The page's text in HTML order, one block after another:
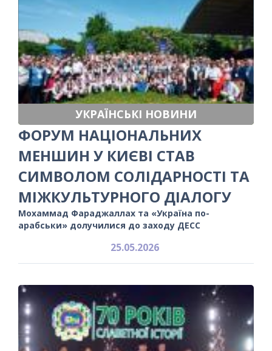
УКРАЇНСЬКІ НОВИНИ
ФОРУМ НАЦІОНАЛЬНИХ
МЕНШИН У КИЄВІ СТАВ
СИМВОЛОМ СОЛІДАРНОСТІ ТА
МІЖКУЛЬТУРНОГО ДІАЛОГУ
Мохаммад Фараджаллах та «Україна по-
арабськи» долучилися до заходу ДЕСС
25.05.2026